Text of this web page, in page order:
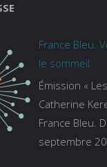
France Bleu.
le sommeil
Émission «
Catherine
France Bleu.
septembre